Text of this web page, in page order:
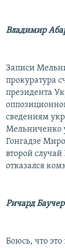
Владимир
Записи
прокуратура
президента
сведениям
Мельниченко
Гонгадзе
второй
отказался
Ричард
Боюсь, что это